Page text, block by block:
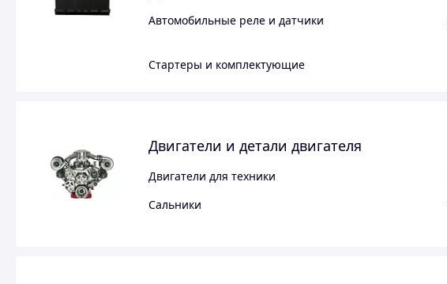
Автомобильные реле и датчики
Стартеры и комплектующие
Двигатели и детали двигателя
Двигатели для техники
Сальники